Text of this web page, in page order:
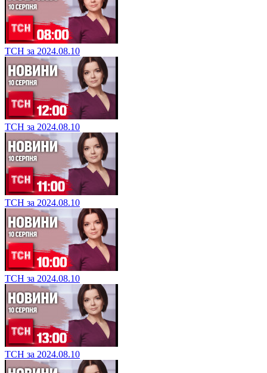
ТСН за 2024.08.10
ТСН за 2024.08.10
ТСН за 2024.08.10
ТСН за 2024.08.10
ТСН за 2024.08.10